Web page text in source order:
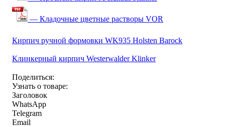
— Кладочные цветные растворы VOR
Кирпич ручной формовки WK935 Holsten Barock
Клинкерный кирпич Westerwalder Klinker
Поделиться:
Узнать о товаре:
Заголовок
WhatsApp
Telegram
Email